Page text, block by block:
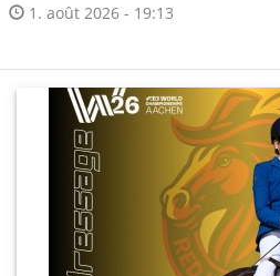
1. août 2026 - 19:13